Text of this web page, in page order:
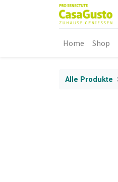
Home Shop
Alle Produkte